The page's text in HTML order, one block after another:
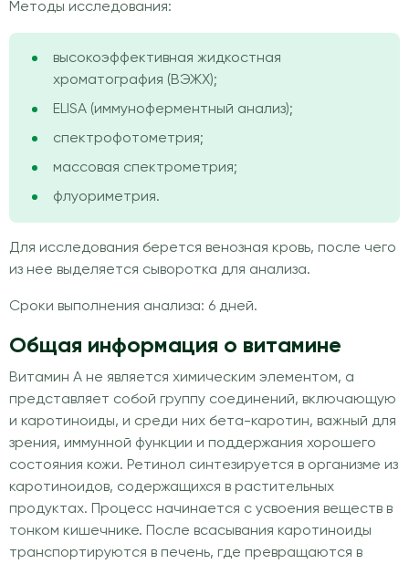
Методы исследования:
высокоэффективная жидкостная
хроматография (ВЭЖХ);
ELISA (иммуноферментный анализ);
спектрофотометрия;
массовая спектрометрия;
флуориметрия.
Для исследования берется венозная кровь, после чего
из нее выделяется сыворотка для анализа.
Сроки выполнения анализа: 6 дней.
Общая информация о витамине
Витамин А не является химическим элементом, а
представляет собой группу соединений, включающую
и каротиноиды, и среди них бета-каротин, важный для
зрения, иммунной функции и поддержания хорошего
состояния кожи. Ретинол синтезируется в организме из
каротиноидов, содержащихся в растительных
продуктах. Процесс начинается с усвоения веществ в
тонком кишечнике. После всасывания каротиноиды
транспортируются в печень, где превращаются в